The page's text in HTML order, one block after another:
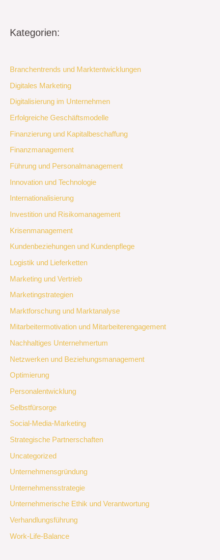
Kategorien:
Branchentrends und Marktentwicklungen
Digitales Marketing
Digitalisierung im Unternehmen
Erfolgreiche Geschäftsmodelle
Finanzierung und Kapitalbeschaffung
Finanzmanagement
Führung und Personalmanagement
Innovation und Technologie
Internationalisierung
Investition und Risikomanagement
Krisenmanagement
Kundenbeziehungen und Kundenpflege
Logistik und Lieferketten
Marketing und Vertrieb
Marketingstrategien
Marktforschung und Marktanalyse
Mitarbeitermotivation und Mitarbeiterengagement
Nachhaltiges Unternehmertum
Netzwerken und Beziehungsmanagement
Optimierung
Personalentwicklung
Selbstfürsorge
Social-Media-Marketing
Strategische Partnerschaften
Uncategorized
Unternehmensgründung
Unternehmensstrategie
Unternehmerische Ethik und Verantwortung
Verhandlungsführung
Work-Life-Balance